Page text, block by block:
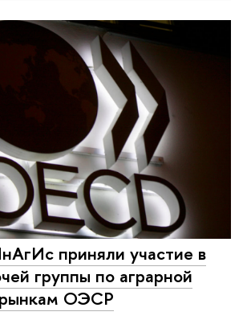
приняли участие в
группы по аграрной
ОЭСР